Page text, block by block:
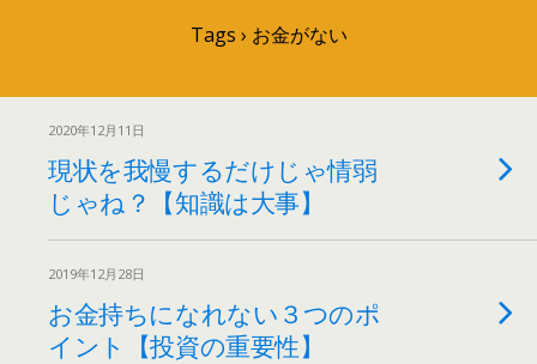
Tags › お金がない
2020年12月11日
現状を我慢するだけじゃ情弱
じゃね？【知識は大事】
2019年12月28日
お金持ちになれない３つのポ
イント【投資の重要性】